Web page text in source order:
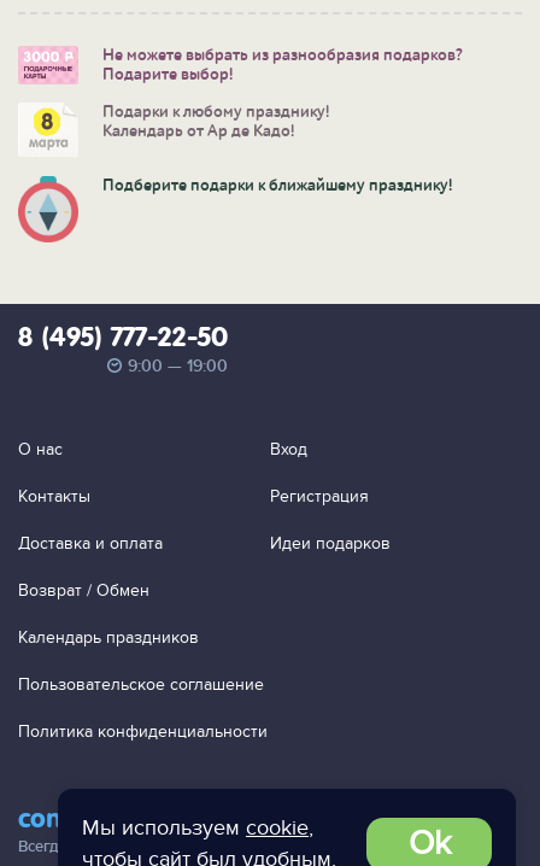
Мы используем cookie,
чтобы сайт был удобным.
Ok
Не можете выбрать из разнообразия подарков?
Подарите выбор!
Подарки к любому празднику!
Календарь от Ар де Кадо!
Подберите подарки к ближайшему празднику!
contact@ac-studio.ru
Всегда отвечаем на ваши письма!
8 (495) 777-22-50
9:00 — 19:00
О нас
Контакты
Доставка и оплата
Возврат / Обмен
Календарь праздников
Пользовательское соглашение
Политика конфиденциальности
Вход
Регистрация
Идеи подарков